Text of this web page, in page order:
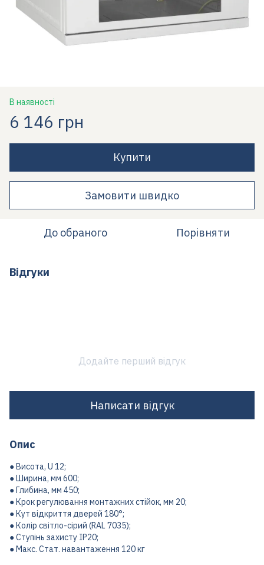
В наявності
6 146 грн
Купити
Замовити швидко
До обраного Порівняти
Відгуки
Додайте перший відгук
Написати відгук
Опис
● Висота, U 12;
● Ширина, мм 600;
● Глибина, мм 450;
● Крок регулювання монтажних стійок, мм 20;
● Кут відкриття дверей 180°;
● Колір світло-сірий (RAL 7035);
● Ступінь захисту IP20;
● Макс. Стат. навантаження 120 кг